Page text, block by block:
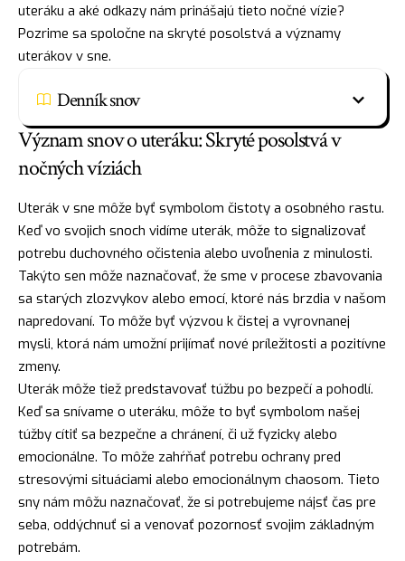
uteráku a aké odkazy nám prinášajú tieto nočné vízie?
Pozrime sa spoločne na skryté posolstvá a významy
uterákov v sne.
Denník snov
Význam snov o uteráku: Skryté posolstvá v
nočných víziách
Uterák v sne môže byť symbolom čistoty a osobného rastu.
Keď vo svojich snoch vidíme uterák, môže to signalizovať
potrebu duchovného očistenia alebo uvoľnenia z minulosti.
Takýto sen môže naznačovať, že sme v procese zbavovania
sa starých zlozvykov alebo emocí, ktoré nás brzdia v našom
napredovaní. To môže byť výzvou k čistej a vyrovnanej
mysli, ktorá nám umožní prijímať nové príležitosti a pozitívne
zmeny.
Uterák môže tiež predstavovať túžbu po bezpečí a pohodlí.
Keď sa snívame o uteráku, môže to byť symbolom našej
túžby cítiť sa bezpečne a chránení, či už fyzicky alebo
emocionálne. To môže zahŕňať potrebu ochrany pred
stresovými situáciami alebo emocionálnym chaosom. Tieto
sny nám môžu naznačovať, že si potrebujeme nájsť čas pre
seba, oddýchnuť si a venovať pozornosť svojim základným
potrebám.